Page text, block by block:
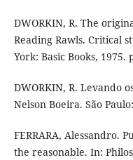
DWORKIN, R. The
Reading Rawls. Critical
York: Basic Books, 1975.
DWORKIN, R. Levando
Nelson Boeira. São
FERRARA, Alessandro.
the reasonable. In: